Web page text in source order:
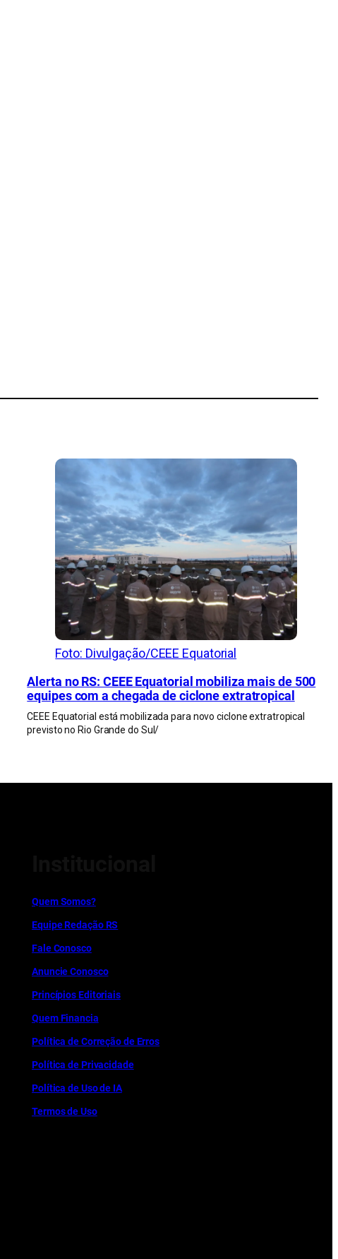
Foto: Divulgação/CEEE Equatorial
Alerta no RS: CEEE Equatorial mobiliza mais de 500
equipes com a chegada de ciclone extratropical
CEEE Equatorial está mobilizada para novo ciclone extratropical
previsto no Rio Grande do Sul/
Quem Somos?
Equipe Redação RS
Fale Conosco
Anuncie Conosco
Princípios Editoriais
Quem Financia
Política de Correção de Erros
Política de Privacidade
Política de Uso de IA
Termos de Uso